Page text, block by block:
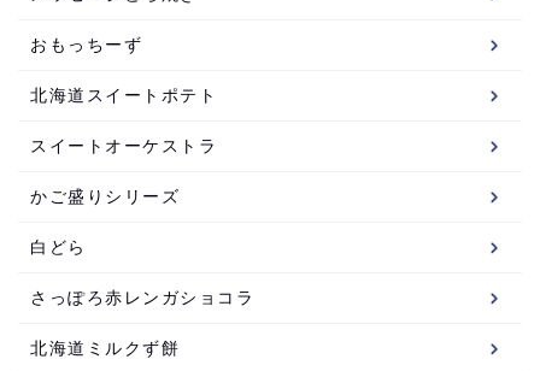
おもっちーず
北海道スイートポテト
スイートオーケストラ
かご盛りシリーズ
白どら
さっぽろ赤レンガショコラ
北海道ミルクず餅